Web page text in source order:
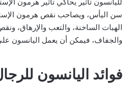
لليانسون تأثير يحاكي تأثير هرمون
سن اليأس، ويصاحب نقص هرمون
الهبات الساخنة، والتعب والإرهاق،
والجفاف، فيمكن أن يعمل اليانسون
فوائد اليانسون